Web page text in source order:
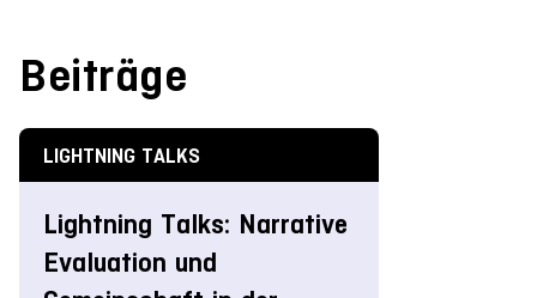
Beiträge
LIGHTNING TALKS
Lightning Talks: Narrative
Evaluation und